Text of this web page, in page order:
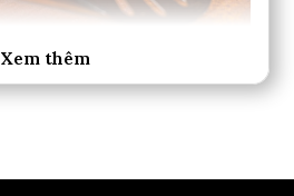
Xem thêm